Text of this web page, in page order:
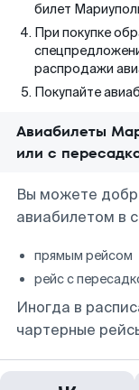
билет
При покупке
распродажи
Покупайте
Авиабилеты
или с
Вы можете
авиабилетом в
прямым рейсом
рейс с
Иногда в
чартерные